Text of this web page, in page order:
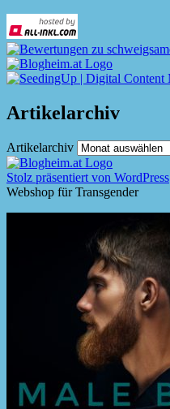
Artikelarchiv
Artikelarchiv
Stolz präsentiert von WordPress
Webshop für Transgender